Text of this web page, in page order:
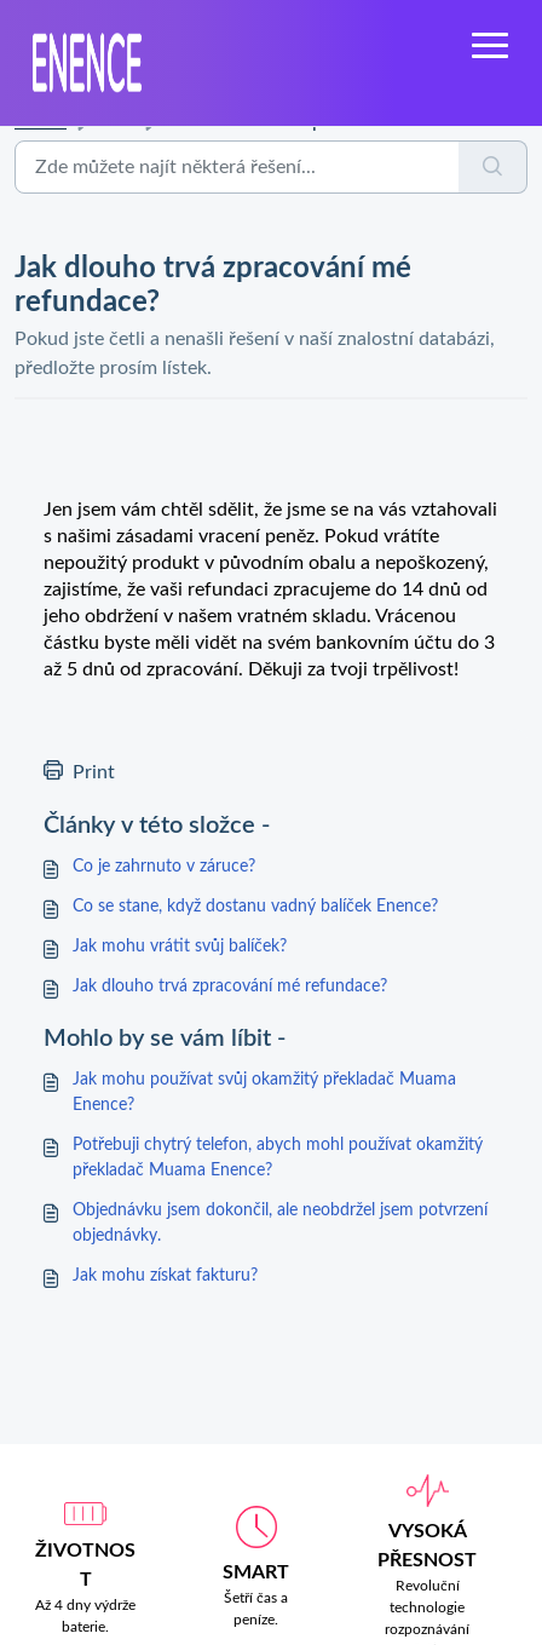
Jak dlouho trvá zpracování mé
refundace?
Pokud jste četli a nenašli řešení v naší znalostní databázi,
předložte prosím lístek.
Jen jsem vám chtěl sdělit, že jsme se na vás vztahovali
s našimi zásadami vracení peněz. Pokud vrátíte
nepoužitý produkt v původním obalu a nepoškozený,
zajistíme, že vaši refundaci zpracujeme do 14 dnů od
jeho obdržení v našem vratném skladu. Vrácenou
částku byste měli vidět na svém bankovním účtu do 3
až 5 dnů od zpracování. Děkuji za tvoji trpělivost!
Print
Články v této složce -
Co je zahrnuto v záruce?
Co se stane, když dostanu vadný balíček Enence?
Jak mohu vrátit svůj balíček?
Jak dlouho trvá zpracování mé refundace?
Mohlo by se vám líbit -
Jak mohu používat svůj okamžitý překladač Muama
Enence?
Potřebuji chytrý telefon, abych mohl používat okamžitý
překladač Muama Enence?
Objednávku jsem dokončil, ale neobdržel jsem potvrzení
objednávky.
Jak mohu získat fakturu?
ŽIVOTNOS
T
Až 4 dny výdrže
baterie.
SMART
Šetří čas a
peníze.
VYSOKÁ
PŘESNOST
Revoluční
technologie
rozpoznávání